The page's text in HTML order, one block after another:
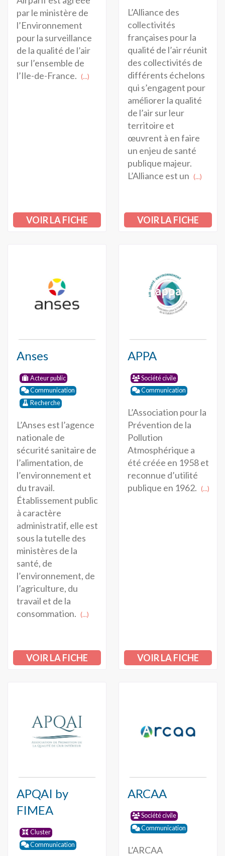
par le ministère de
l’Environnement
pour la surveillance
de la qualité de l’air
sur l’ensemble de
l’Ile-de-France. (...)
VOIR LA FICHE
L’Alliance des
collectivités
françaises pour la
qualité de l’air réunit
des collectivités de
différents échelons
qui s’engagent pour
améliorer la qualité
de l’air sur leur
territoire et
œuvrent à en faire
un enjeu de santé
publique majeur.
L’Alliance est un (...)
VOIR LA FICHE
Anses
Acteur public
Communication
Recherche
L’Anses est l’agence
nationale de
sécurité sanitaire de
l’alimentation, de
l’environnement et
du travail.
Établissement public
à caractère
administratif, elle est
sous la tutelle des
ministères de la
santé, de
l’environnement, de
l’agriculture, du
travail et de la
consommation. (...)
VOIR LA FICHE
APPA
Société civile
Communication
L’Association pour la
Prévention de la
Pollution
Atmosphérique a
été créée en 1958 et
reconnue d’utilité
publique en 1962. (...)
VOIR LA FICHE
APQAI by
FIMEA
Cluster
Communication
ARCAA
Société civile
Communication
L’ARCAA